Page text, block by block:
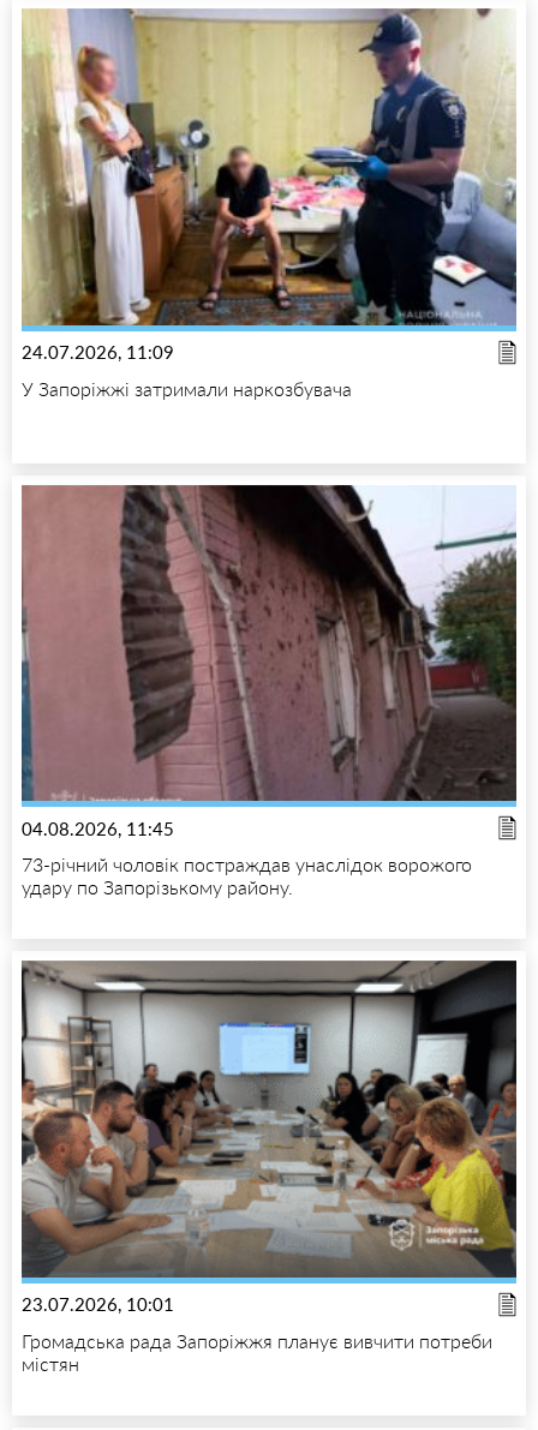
24.07.2026, 11:09
У Запоріжжі затримали наркозбувача
04.08.2026, 11:45
73-річний чоловік постраждав унаслідок ворожого
удару по Запорізькому району.
23.07.2026, 10:01
Громадська рада Запоріжжя планує вивчити потреби
містян